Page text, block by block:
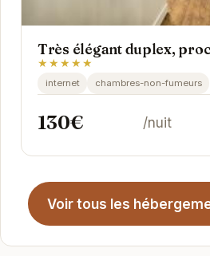
Très élégant duplex,
★★★★★
internet chambres-non-fumeurs
130€ /nuit
Voir tous les